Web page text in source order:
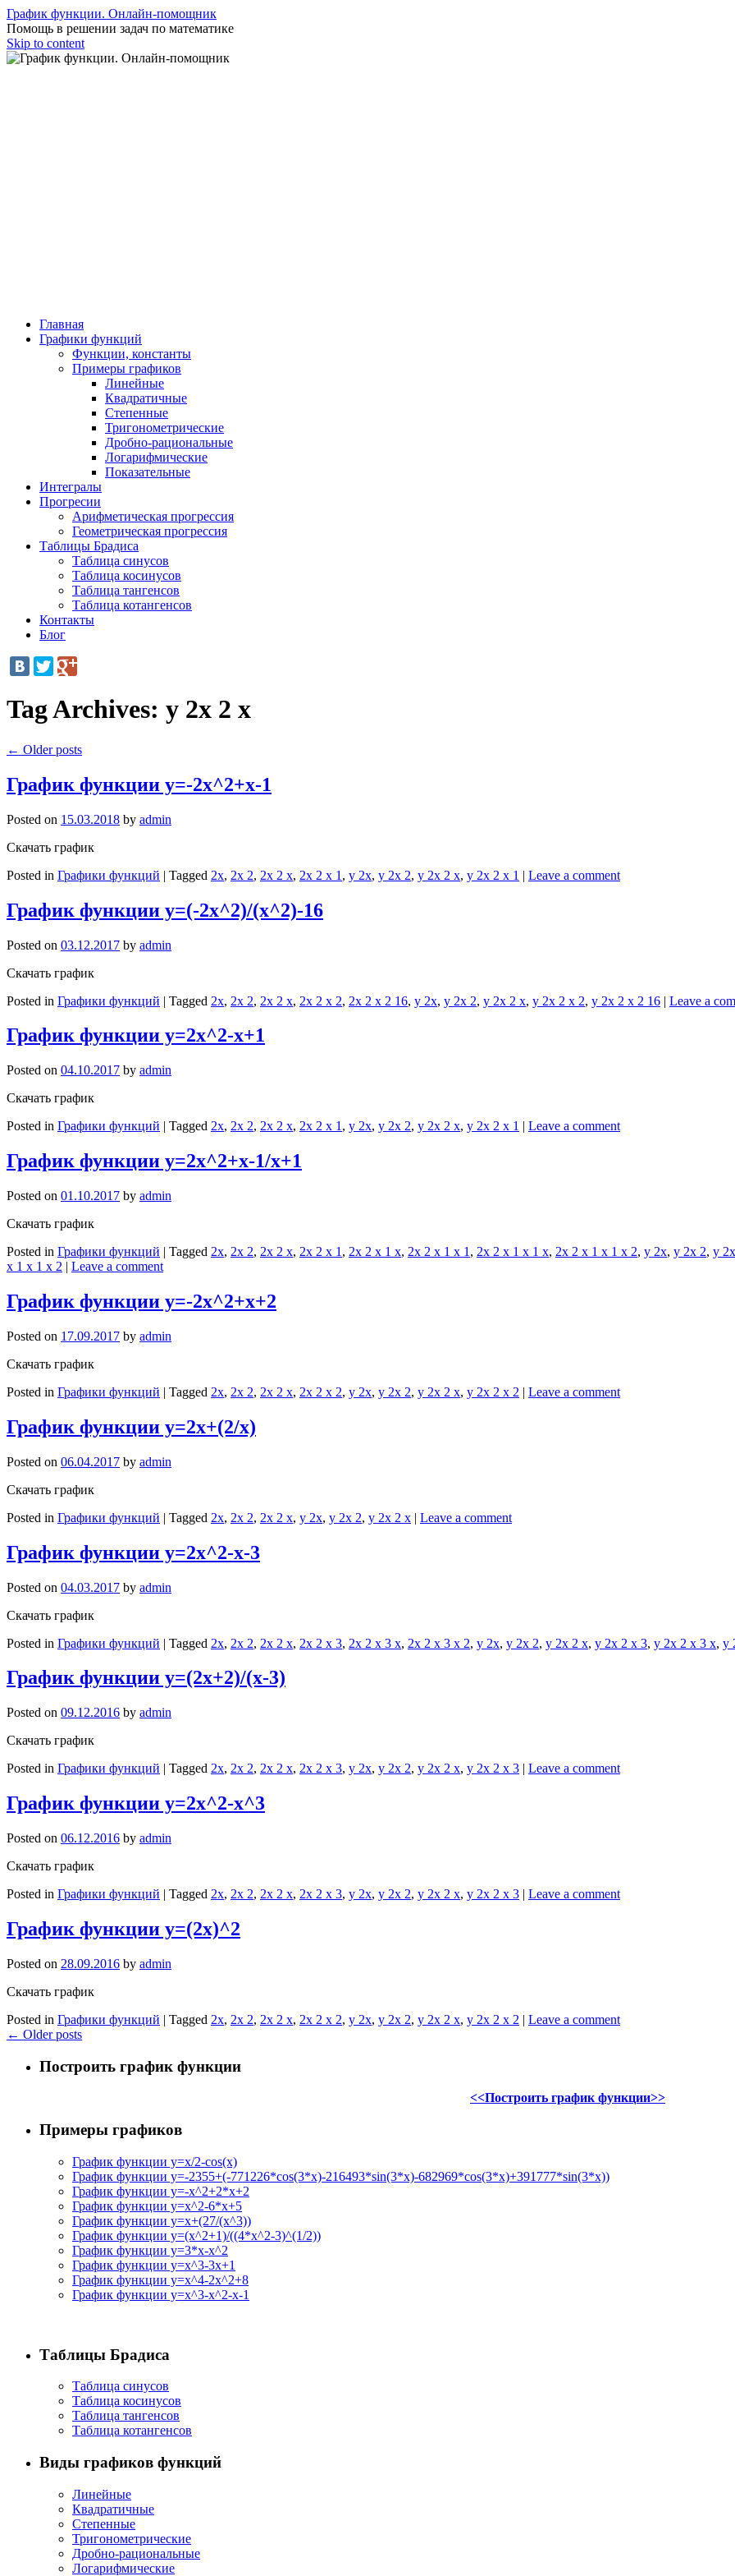
График функции. Онлайн-помощник
Помощь в решении задач по математике
Skip to content
Главная
Графики функций
Функции, константы
Примеры графиков
Линейные
Квадратичные
Степенные
Тригонометрические
Дробно-рациональные
Логарифмические
Показательные
Интегралы
Прогресии
Арифметическая прогрессия
Геометрическая прогрессия
Таблицы Брадиса
Таблица синусов
Таблица косинусов
Таблица тангенсов
Таблица котангенсов
Контакты
Блог
Tag Archives: y 2x 2 x
← Older posts
График функции y=-2x^2+x-1
Posted on 15.03.2018 by admin
Скачать график
Posted in Графики функций | Tagged 2x, 2x 2, 2x 2 x, 2x 2 x 1 , y 2x, y 2x 2, y 2x 2 x, y 2x 2 x 1 | Leave a comment
График функции y=(-2x^2)/(x^2)-16
Posted on 03.12.2017 by admin
Скачать график
Posted in Графики функций | Tagged 2x, 2x 2, 2x 2 x, 2x 2 x 2, 2x 2 x 2 16, y 2x, y 2x 2, y 2x 2 x, y 2x 2 x 2, y 2x 2 x 2 16 | Leave a
График функции y=2x^2-x+1
Posted on 04.10.2017 by admin
Скачать график
Posted in Графики функций | Tagged 2x, 2x 2, 2x 2 x, 2x 2 x 1 , y 2x, y 2x 2, y 2x 2 x, y 2x 2 x 1 | Leave a comment
График функции y=2x^2+x-1/x+1
Posted on 01.10.2017 by admin
Скачать график
Posted in Графики функций | Tagged 2x, 2x 2, 2x 2 x, 2x 2 x 1 , 2x 2 x 1 x, 2x 2 x 1 x 1 , 2x 2 x 1 x 1 x, 2x 2 x 1 x 1 x 2, y 2x, y 2x 2, y
x 1 x 1 x 2 | Leave a comment
График функции y=-2x^2+x+2
Posted on 17.09.2017 by admin
Скачать график
Posted in Графики функций | Tagged 2x, 2x 2, 2x 2 x, 2x 2 x 2, y 2x, y 2x 2, y 2x 2 x, y 2x 2 x 2 | Leave a comment
График функции y=2x+(2/x)
Posted on 06.04.2017 by admin
Скачать график
Posted in Графики функций | Tagged 2x, 2x 2, 2x 2 x, y 2x, y 2x 2, y 2x 2 x | Leave a comment
График функции y=2x^2-x-3
Posted on 04.03.2017 by admin
Скачать график
Posted in Графики функций | Tagged 2x, 2x 2, 2x 2 x, 2x 2 x 3, 2x 2 x 3 x, 2x 2 x 3 x 2, y 2x, y 2x 2, y 2x 2 x, y 2x 2 x 3, y 2x 2 x 3 x, y
График функции y=(2x+2)/(x-3)
Posted on 09.12.2016 by admin
Скачать график
Posted in Графики функций | Tagged 2x, 2x 2, 2x 2 x, 2x 2 x 3, y 2x, y 2x 2, y 2x 2 x, y 2x 2 x 3 | Leave a comment
График функции y=2x^2-x^3
Posted on 06.12.2016 by admin
Скачать график
Posted in Графики функций | Tagged 2x, 2x 2, 2x 2 x, 2x 2 x 3, y 2x, y 2x 2, y 2x 2 x, y 2x 2 x 3 | Leave a comment
График функции y=(2x)^2
Posted on 28.09.2016 by admin
Скачать график
Posted in Графики функций | Tagged 2x, 2x 2, 2x 2 x, 2x 2 x 2, y 2x, y 2x 2, y 2x 2 x, y 2x 2 x 2 | Leave a comment
← Older posts
Построить график функции
<<Построить график функции>>
Примеры графиков
График функции y=x/2-cos(x)
График функции y=-2355+(-771226*cos(3*x)-216493*sin(3*x)-682969*cos(3*x)+391777*sin(3*x))
График функции y=-x^2+2*x+2
График функции y=x^2-6*x+5
График функции y=x+(27/(x^3))
График функции y=(x^2+1)/((4*x^2-3)^(1/2))
График функции y=3*x-x^2
График функции y=x^3-3x+1
График функции y=x^4-2x^2+8
График функции y=x^3-x^2-x-1
Таблицы Брадиса
Таблица синусов
Таблица косинусов
Таблица тангенсов
Таблица котангенсов
Виды графиков функций
Линейные
Квадратичные
Степенные
Тригонометрические
Дробно-рациональные
Логарифмические